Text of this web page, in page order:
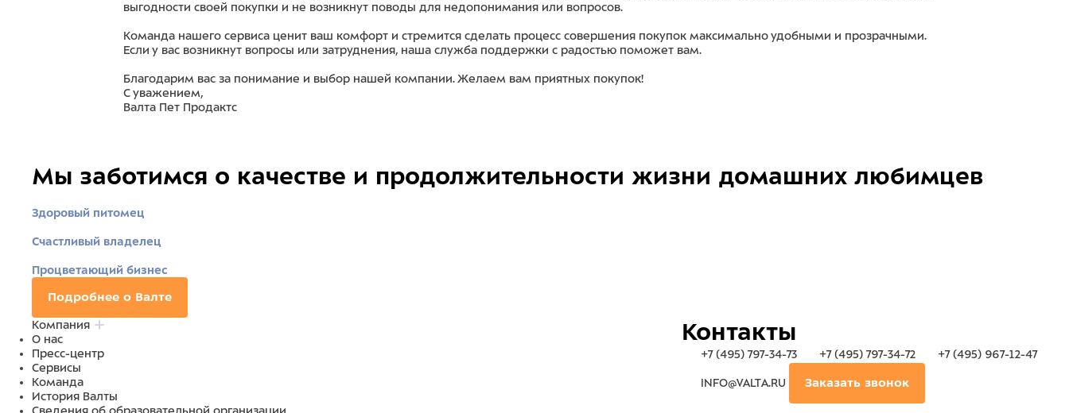
выгодности своей покупки и не возникнут поводы для недопонимания или вопросов.
Команда нашего сервиса ценит ваш комфорт и стремится сделать процесс совершения покупок максимально удобными и прозрачными.
Если у вас возникнут вопросы или затруднения, наша служба поддержки с радостью поможет вам.
Благодарим вас за понимание и выбор нашей компании. Желаем вам приятных покупок!
С уважением,
Валта Пет Продактс
Мы заботимся о качестве и продолжительности жизни домашних любимцев
Здоровый питомец
Счастливый владелец
Процветающий бизнес
Подробнее о Валте
Компания
О нас
Пресс-центр
Сервисы
Команда
История Валты
Контакты
+7 (495) 797-34-73 +7 (495) 797-34-72 +7 (495) 967-12-47
INFO@VALTA.RU Заказать звонок